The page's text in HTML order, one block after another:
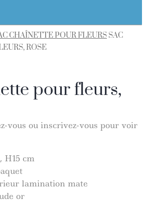
CHAÎNETTE POUR FLEURS SAC
ROSE
pour fleurs,
vous ou inscrivez-vous pour voir
H15 cm
lamination mate
or